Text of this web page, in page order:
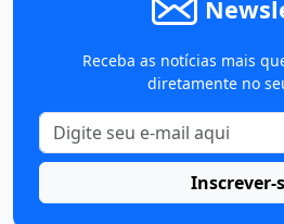
Receba as notícias mais
diretamente no
Inscrever-